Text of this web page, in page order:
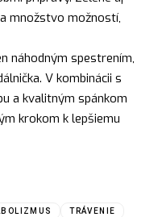
množstvo možností,
náhodným spestrením,
V kombinácii s
a kvalitným spánkom
krokom k lepšiemu
TRÁVENIE